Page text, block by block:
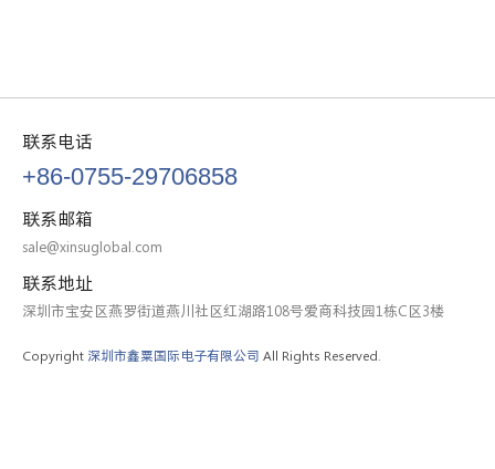
联系电话
+86-0755-29706858
联系邮箱
sale@xinsuglobal.com
联系地址
深圳市宝安区燕罗街道燕川社区红湖路108号爱商科技园1栋C区3楼
Copyright 深圳市鑫粟国际电子有限公司 All Rights Reserved.